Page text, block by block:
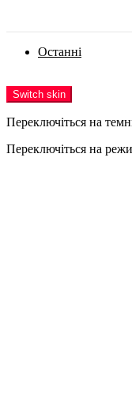
Останні
Switch skin
Переключіться на
Переключіться на